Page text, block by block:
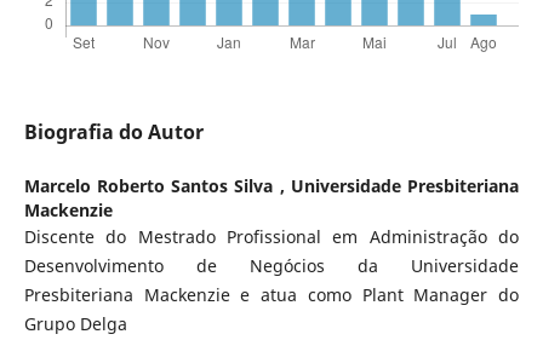
Biografia do Autor
Marcelo Roberto Santos Silva , Universidade Presbiteriana
Mackenzie
Discente do Mestrado Profissional em Administração do
Desenvolvimento de Negócios da Universidade
Presbiteriana Mackenzie e atua como Plant Manager do
Grupo Delga